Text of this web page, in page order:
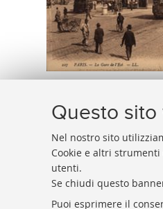
Questo
Nel nostro sito
Cookie e altri
utenti.
Se chiudi questo
Puoi esprimere il
BIBLIOTECA
Presidente: prof. Francesco